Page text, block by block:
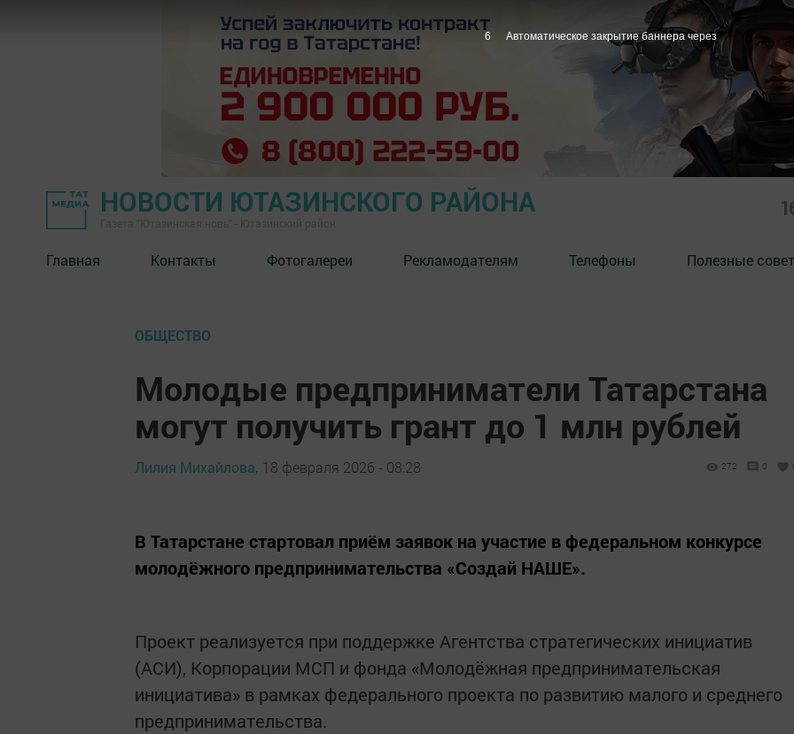
НОВОСТИ ЮТАЗИНСКОГО РАЙОНА
Главная Контакты Фотогалереи Рекламодателям Телефоны Полезные
ОБЩЕСТВО
Молодые предприниматели Татарстана
могут получить грант до 1 млн рублей
Лилия Михайлова, 18 февраля 2026 - 08:28 272 0
В Татарстане стартовал приём заявок на участие в федеральном конкурсе
молодёжного предпринимательства «Создай НАШЕ».
Проект реализуется при поддержке Агентства стратегических инициатив
(АСИ), Корпорации МСП и фонда «Молодёжная предпринимательская
инициатива» в рамках федерального проекта по развитию малого и среднего
предпринимательства.
5 Автоматическое закрытие баннера через